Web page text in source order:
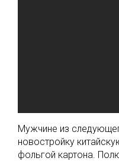
Мужчине из
новостройку
фольгой картона.